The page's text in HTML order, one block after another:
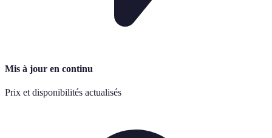
Mis à jour en continu
Prix et disponibilités actualisés